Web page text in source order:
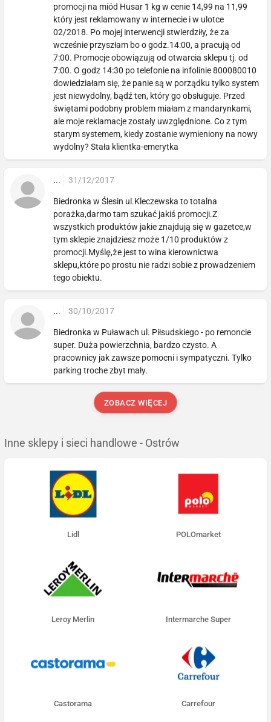
promocji na miód Husar 1 kg w cenie 14,99 na 11,99
który jest reklamowany w internecie i w ulotce
02/2018. Po mojej interwencji stwierdziły, że za
wcześnie przyszłam bo o godz.14:00, a pracują od
7:00. Promocje obowiązują od otwarcia sklepu tj. od
7:00. O godz 14:30 po telefonie na infolinie 800080010
dowiedziałam się, że panie są w porządku tylko system
jest niewydolny, bądź ten, który go obsługuje. Przed
świętami podobny problem miałam z mandarynkami,
ale moje reklamacje zostały uwzględnione. Co z tym
starym systemem, kiedy zostanie wymieniony na nowy
wydolny? Stała klientka-emerytka
... 31/12/2017
Biedronka w Ślesin ul.Kleczewska to totalna
porażka,darmo tam szukać jakiś promocji.Z
wszystkich produktów jakie znajdują się w gazetce,w
tym sklepie znajdziesz może 1/10 produktów z
promocji.Myślę,że jest to wina kierownictwa
sklepu,które po prostu nie radzi sobie z prowadzeniem
tego obiektu.
... 30/10/2017
Biedronka w Puławach ul. Piłsudskiego - po remoncie
super. Duża powierzchnia, bardzo czysto. A
pracownicy jak zawsze pomocni i sympatyczni. Tylko
parking troche zbyt mały.
ZOBACZ WIĘCEJ
Inne sklepy i sieci handlowe - Ostrów
Lidl POLOmarket
Leroy Merlin Intermarche Super
Castorama Carrefour